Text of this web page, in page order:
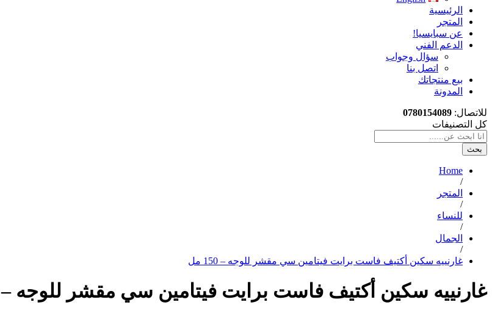
الرئيسية
المتجر
عن سبايسيا!
الدعم الفني
سؤال وجواب
اتصل بنا
بيع منتجاتك
المدونة
للاتصال: 0780154089
كل التصنيفات
بحث
Home
/
المتجر
/
للنساء
/
الجمال
/
غارنييه سكين أكتيف فاست برايت فيتامين سي مقشر للوجه – 150 مل
غارنييه سكين أكتيف فاست برايت فيتامين سي مقشر للوجه – 150 مل